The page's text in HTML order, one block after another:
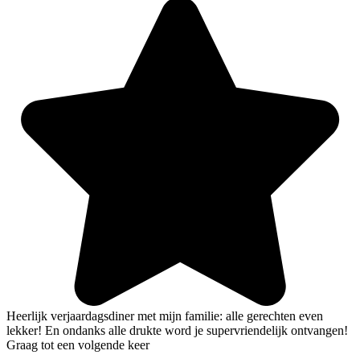
Heerlijk verjaardagsdiner met mijn familie: alle gerechten even
lekker! En ondanks alle drukte word je supervriendelijk ontvangen!
Graag tot een volgende keer